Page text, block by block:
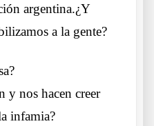
argentina.¿Y
a la gente?
y nos hacen creer
infamia?